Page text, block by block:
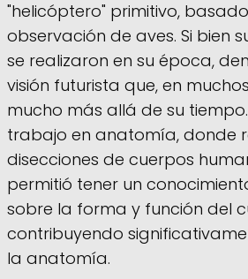
"helicóptero" primitivo,
observación de aves. Si bien
se realizaron en su época,
visión futurista que, en
mucho más allá de su
trabajo en anatomía, donde
disecciones de cuerpos
permitió tener un
sobre la forma y función del
contribuyendo
la anatomía.